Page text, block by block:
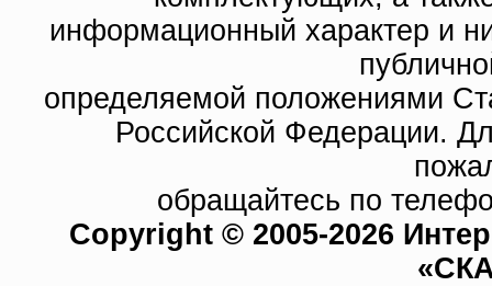
информационный характер и
определяемой положениями
Российской Федерации.
обращайтесь по
Copyright © 2005-2026